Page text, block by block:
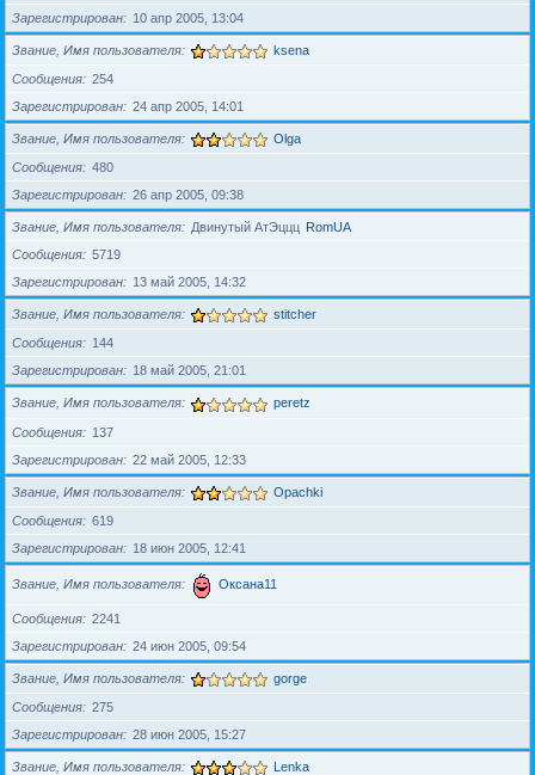
Зарегистрирован
10 апр 2005, 13:04
Звание, Имя пользователя ksena
Сообщения
254
Зарегистрирован
24 апр 2005, 14:01
Звание, Имя пользователя Olga
Сообщения
480
Зарегистрирован
26 апр 2005, 09:38
Звание, Имя пользователя Двинутый АтЭццц RomUA
Сообщения
5719
Зарегистрирован
13 май 2005, 14:32
Звание, Имя пользователя stitcher
Сообщения
144
Зарегистрирован
18 май 2005, 21:01
Звание, Имя пользователя peretz
Сообщения
137
Зарегистрирован
22 май 2005, 12:33
Звание, Имя пользователя Opachki
Сообщения
619
Зарегистрирован
18 июн 2005, 12:41
Звание, Имя пользователя Оксана11
Сообщения
2241
Зарегистрирован
24 июн 2005, 09:54
Звание, Имя пользователя gorge
Сообщения
275
Зарегистрирован
28 июн 2005, 15:27
Звание, Имя пользователя Lenka